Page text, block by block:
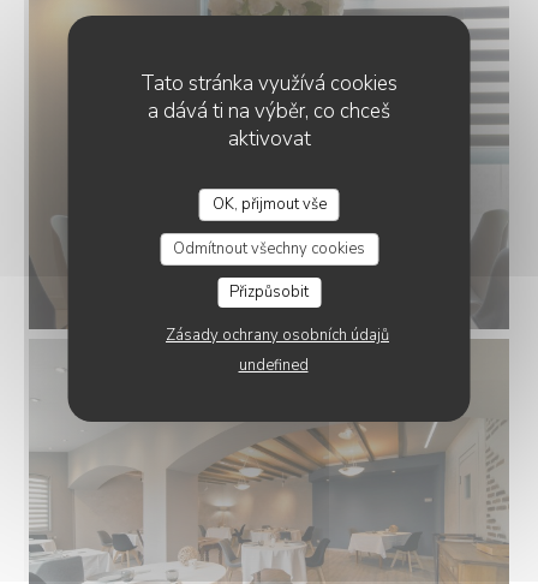
Tato stránka využívá cookies
a dává ti na výběr, co chceš
aktivovat
OK, přijmout vše
Odmítnout všechny cookies
Přizpůsobit
Zásady ochrany osobních údajů
undefined
LE SAINT LAZARE